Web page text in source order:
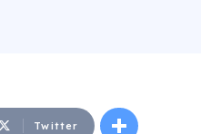
Twitter